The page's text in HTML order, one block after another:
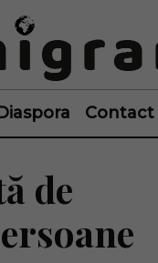
Diaspora Contact
de